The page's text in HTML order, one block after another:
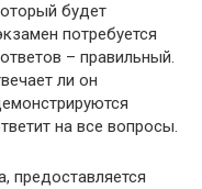
будет
потребуется
– правильный.
ли он
на все вопросы.
предоставляется